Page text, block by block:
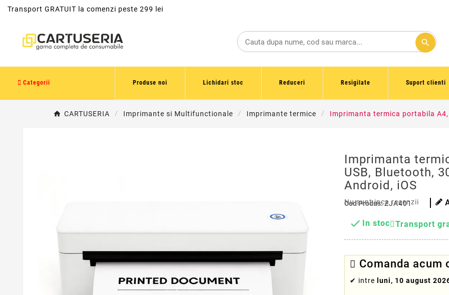
Transport GRATUIT la comenzi peste 299 lei
search
Categorii Produse noi Lichidari stoc Reduceri Resigilate Suport clienti
CARTUSERIA Imprimante si Multifunctionale Imprimante termice Imprimanta termica portabila A4,
Imprimanta
USB, Bluetooth,
Android, iOS
Cod Produs:ZJA401
Nu sunt inca recenzii
 In stoc Transport
Comanda
✔ intre luni, 10 august